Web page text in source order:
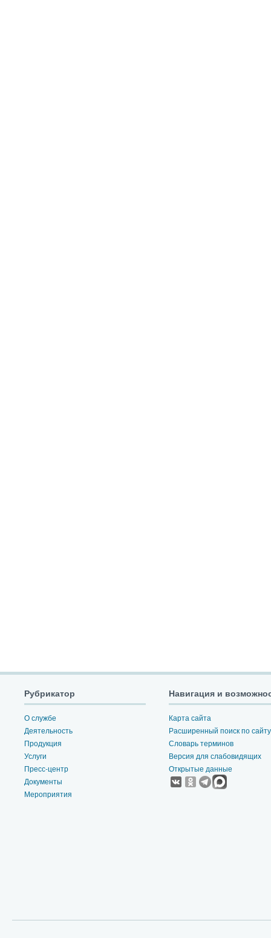
Рубрикатор
О службе
Деятельность
Продукция
Услуги
Пресс-центр
Документы
Мероприятия
Навигация и
Карта сайта
Расширенный поиск по сайту
Словарь терминов
Версия для слабовидящих
Открытые данные